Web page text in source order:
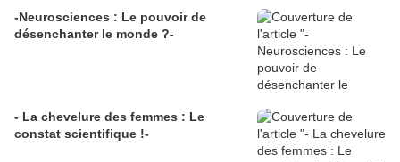
-Neurosciences : Le pouvoir de
désenchanter le monde ?-
- La chevelure des femmes : Le
constat scientifique !-